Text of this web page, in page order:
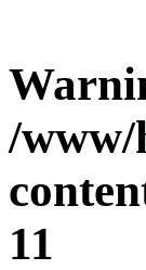
/www/
11